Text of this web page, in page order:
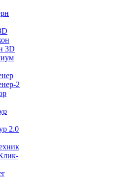
3D
2
2.0